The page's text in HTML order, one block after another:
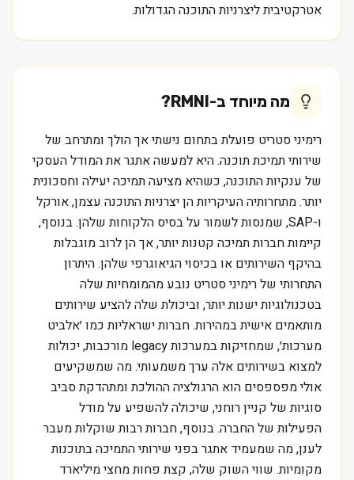
אטרקטיבית ליצרניות התוכנה הגדולות.
מה מיוחד ב-RMNI
?
רימיני סטריט פועלת בתחום נישתי אך הולך ומתרחב של
שירותי תמיכת תוכנה. היא למעשה אתגר את המודל העסקי
של ענקיות התוכנה, כשהיא מציעה תמיכה יעילה וחסכונית
יותר. מתחרותיה העיקריות הן יצרניות התוכנה עצמן, אורקל
ו-SAP, שמנסות לשמור על בסיס הלקוחות שלהן. בנוסף,
קיימות חברות תמיכה קטנות יותר, אך הן לרוב מוגבלות
בהיקף השירותים או בכיסוי הגיאוגרפי שלהן. היתרון
התחרותי של רימיני סטריט נובע מהמומחיות שלה
בטכנולוגיות ישנות יותר, וביכולת שלה להציע שירותים
מותאמים אישית במהירות. חברות ישראליות כמו ׳אלביט
מערכות׳, שמחזיקות במערכות legacy מורכבות, יכולות
למצוא בשירותים אלה ערך משמעותי. מה שמשקיעים
אולי מפספסים הוא הרגולציה ההולכת ומתהדקת סביב
סוגיות של קניין רוחני, שיכולה להשפיע על מודל
הפעילות של החברה. בנוסף, חברות רבות שוקלות מעבר
לענן, מה שמעמיד אתגר בפני שירותי התמיכה בתוכנות
מקומיות. שווי השוק שלה, קצת פחות מחצי מיליארד